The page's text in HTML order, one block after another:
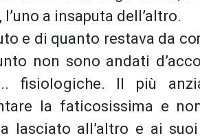
a insaputa dell’altro.
e di quanto restava da
non sono andati
fisiologiche. Il più
la faticosissima e
lasciato all’altro e ai